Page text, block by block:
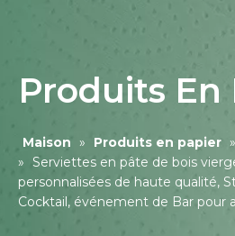
Produits En
Maison » Produits en papier »
» Serviettes en pâte de bois
personnalisées de haute qualité,
Cocktail, événement de Bar pour